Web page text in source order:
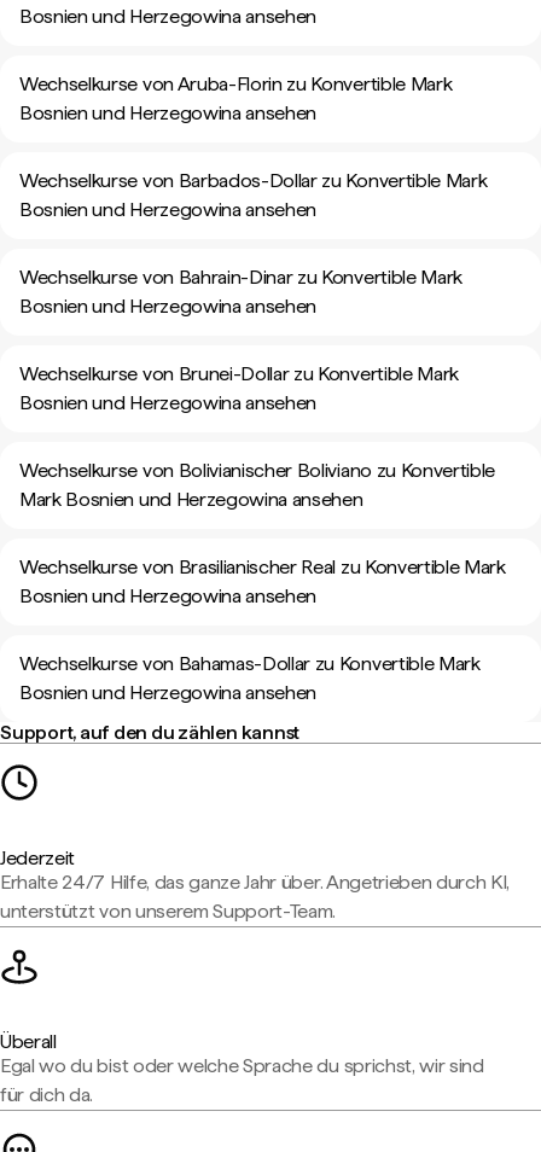
Bosnien und Herzegowina ansehen
Wechselkurse von Aruba-Florin zu Konvertible Mark
Bosnien und Herzegowina ansehen
Wechselkurse von Barbados-Dollar zu Konvertible Mark
Bosnien und Herzegowina ansehen
Wechselkurse von Bahrain-Dinar zu Konvertible Mark
Bosnien und Herzegowina ansehen
Wechselkurse von Brunei-Dollar zu Konvertible Mark
Bosnien und Herzegowina ansehen
Wechselkurse von Bolivianischer Boliviano zu Konvertible
Mark Bosnien und Herzegowina ansehen
Wechselkurse von Brasilianischer Real zu Konvertible Mark
Bosnien und Herzegowina ansehen
Wechselkurse von Bahamas-Dollar zu Konvertible Mark
Bosnien und Herzegowina ansehen
Support, auf den du zählen kannst
Jederzeit
Erhalte 24/7 Hilfe, das ganze Jahr über. Angetrieben durch KI,
unterstützt von unserem Support-Team.
Überall
Egal wo du bist oder welche Sprache du sprichst, wir sind
für dich da.